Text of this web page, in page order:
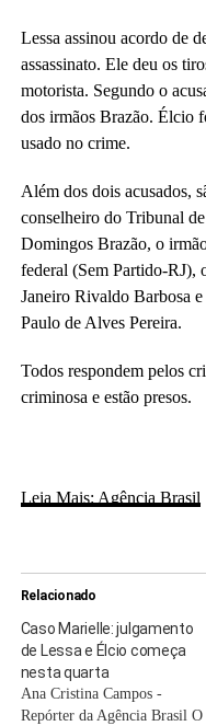
Lessa assinou acordo de
assassinato. Ele deu os
motorista. Segundo o
dos irmãos Brazão. Élcio
usado no crime.
Além dos dois acusados,
conselheiro do Tribunal
Domingos Brazão, o
federal (Sem Partido-
Janeiro Rivaldo Barbosa
Paulo de Alves Pereira.
Todos respondem pelos
criminosa e estão presos.
Leia Mais: Agência Brasil
Relacionado
Caso Marielle: julgamento
de Lessa e Élcio começa
nesta quarta
Ana Cristina Campos -
Repórter da Agência Brasil O